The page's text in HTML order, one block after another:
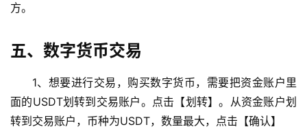
方。
五、数字货币交易
1、想要进行交易，购买数字货币，需要把资金账户里
面的USDT划转到交易账户。点击【划转】。从资金账户划
转到交易账户，币种为USDT，数量最大，点击【确认】